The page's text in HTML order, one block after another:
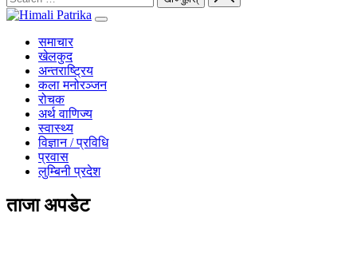
समाचार
खेलकुद
अन्तराष्ट्रिय
कला मनोरञ्जन
रोचक
अर्थ वाणिज्य
स्वास्थ्य
विज्ञान / प्रविधि
प्रवास
लुम्बिनी प्रदेश
ताजा अपडेट